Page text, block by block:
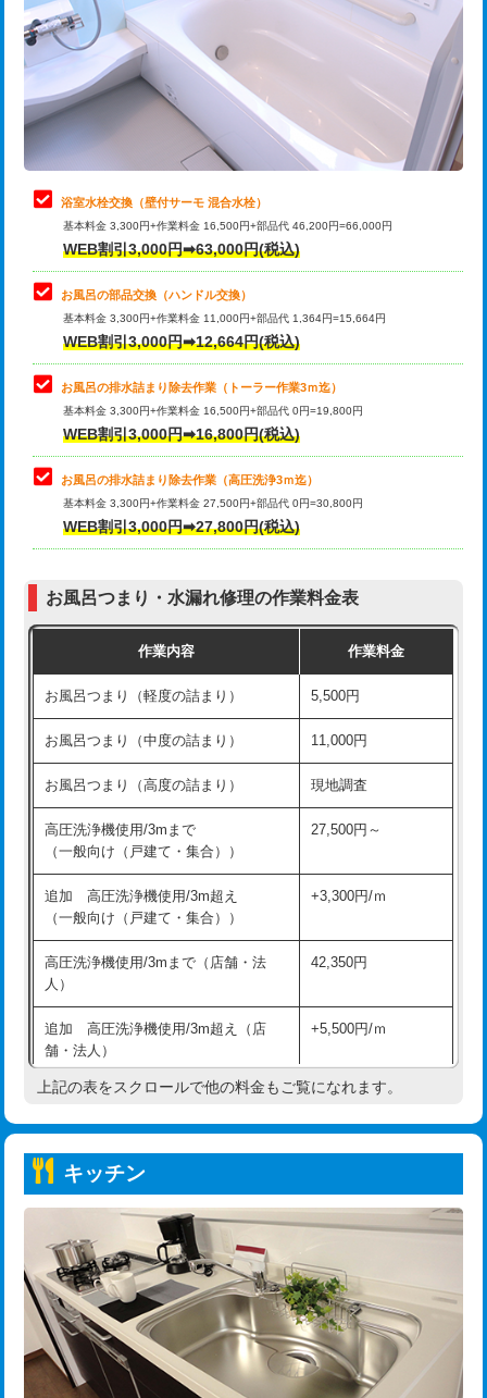
カメラ調査 33,000円
桝清掃 8,800円
止水・漏水調査・防水処理・清掃・修
理・調整・分解・加工など（軽作業）
止水・漏水調査・防水処理・清掃・修
理・調整・分解・加工など（中作業）
22,000円
止水・漏水調査・防水処理・清掃・修
理・調整・分解・加工など（重作業）
33,000円
トイレタンク脱着
トイレ便器脱着
タンクレストイレ脱着 33,000円
小便器トイレ脱着
その他部品の脱着 8,800円～
交換・取付（タンク）
交換・取付（普通便座） 11,000円+材料費
交換・取付（温水洗浄便座） 16,500円+材料費
交換・取付(単水栓（壁付・デッキ
式）)
13,200円+材料費
交換・取付(混合水栓（壁付・デッキ
式・ワンホール）)
16,500円+材料費
交換・取付(排水栓・排水トラップ
（P/S/ポップアップ））
22,000円+材料費
交換・取付（その他部品） 11,000円+材料費
持込商品取付（単水栓） 13,200円
持込商品取付（混合水栓）
持込商品取付（浄水器・分岐水栓） 16,500円
持込商品取付（温水洗浄便座） 22,000円
持込商品取付（普通便座⇔温水洗浄便
22,000円
給水管工事※（ホール加工)
給水管工事※（バンド止め) 3,300円
給水管工事※（支持金具設置) 5,500円
給水管工事※（保温材使用（バンド止
め込み）)
5,500円
給水管工事※（土の掘削・埋め戻し作
11,000円
浴室水栓交換（壁付サーモ 混合水栓）
基本料金 3,300円+作業料金 16,500円+部品代 46,200円=66,000円
WEB割引3,000円➡63,000円(税込)
お風呂の部品交換（ハンドル交換）
基本料金 3,300円+作業料金 11,000円+部品代 1,364円=15,664円
WEB割引3,000円➡12,664円(税込)
お風呂の排水詰まり除去作業（トーラー作業3ｍ迄）
基本料金 3,300円+作業料金 16,500円+部品代 0円=19,800円
WEB割引3,000円➡16,800円(税込)
お風呂の排水詰まり除去作業（高圧洗浄3ｍ迄）
基本料金 3,300円+作業料金 27,500円+部品代 0円=30,800円
WEB割引3,000円➡27,800円(税込)
お風呂つまり・水漏れ修理の作業料金表
作業内容 作業料金
お風呂つまり（軽度の詰まり） 5,500円
お風呂つまり（中度の詰まり） 11,000円
お風呂つまり（高度の詰まり） 現地調査
高圧洗浄機使用/3mまで
（一般向け（戸建て・集合））
27,500円～
追加 高圧洗浄機使用/3m超え
（一般向け（戸建て・集合））
+3,300円/ｍ
高圧洗浄機使用/3mまで（店舗・法
人）
42,350円
追加 高圧洗浄機使用/3m超え（店
舗・法人）
+5,500円/ｍ
高度高圧洗浄換 現地調査
トーラー機使用/3mまで
追加トーラー機使用/3m超え +3,300円
カメラ調査 33,000円
桝清掃 8,800円
止水・漏水調査・防水処理・清掃・修
理・調整・分解・加工など（軽作業）
11,000円
上記の表をスクロールで他の料金もご覧になれます。
キッチン